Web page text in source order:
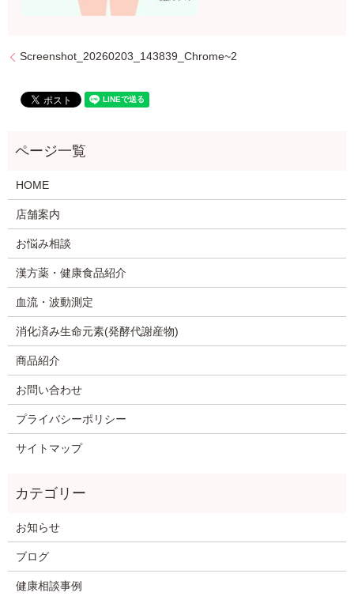
Screenshot_20260203_143839_Chrome~2
HOME
店舗案内
お悩み相談
漢方薬・健康食品紹介
血流・波動測定
消化済み生命元素(発酵代謝産物)
商品紹介
お問い合わせ
プライバシーポリシー
サイトマップ
お知らせ
ブログ
健康相談事例